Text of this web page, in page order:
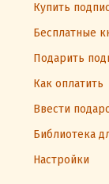
Купить
Бесплатные
Подарить
Как оплатить
Ввести
Библиотека
Настройки